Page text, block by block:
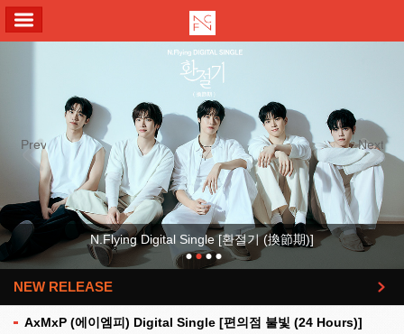
Previous Next
N.Flying Digital Single [환절기 (換節期)]
NEW RELEASE
AxMxP (에이엠피) Digital Single [편의점 불빛 (24 Hours)]
더보기